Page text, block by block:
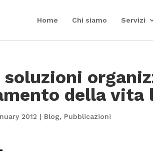
Home Chi siamo Servizi
soluzioni
della vita
2012 | Blog, Pubblicazioni